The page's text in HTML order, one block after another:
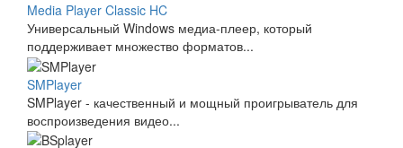
Media Player Classic HC
Универсальный Windows медиа-плеер, который
поддерживает множество форматов...
SMPlayer
SMPlayer - качественный и мощный проигрыватель для
воспроизведения видео...